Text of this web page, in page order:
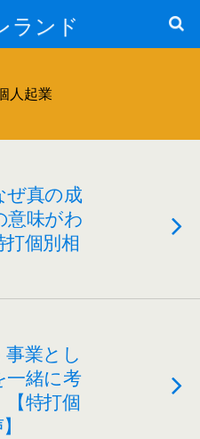
ランド
人起業
ぜ真の成
意味がわ
個別相
事業とし
一緒に考
特打個